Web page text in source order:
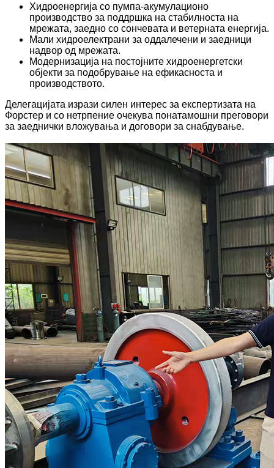
Хидроенергија со пумпа-акумулационо
производство за поддршка на стабилноста на
мрежата, заедно со сончевата и ветерната енергија.
Мали хидроелектрани за оддалечени и заедници
надвор од мрежата.
Модернизација на постојните хидроенергетски
објекти за подобрување на ефикасноста и
производството.
Делегацијата изрази силен интерес за експертизата на
Форстер и со нетрпение очекува понатамошни преговори
за заеднички вложувања и договори за снабдување.